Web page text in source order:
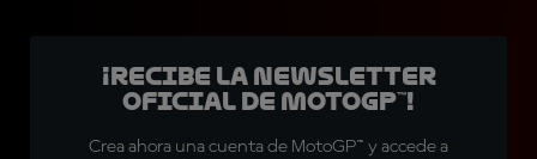
¡Recibe la Newsletter
oficial de MotoGP™!
Crea ahora una cuenta de MotoGP™ y accede a